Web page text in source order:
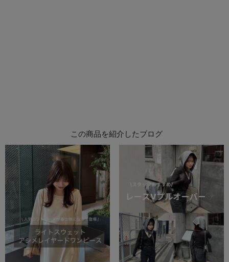
この商品を紹介したブログ